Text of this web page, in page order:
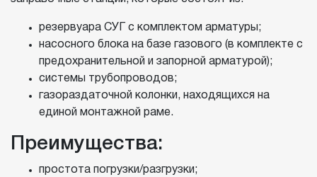
резервуара СУГ с комплектом арматуры;
насосного блока на базе газового (в комплекте с
предохранительной и запорной арматурой);
системы трубопроводов;
газораздаточной колонки, находящихся на
единой монтажной раме.
Преимущества:
простота погрузки/разгрузки;